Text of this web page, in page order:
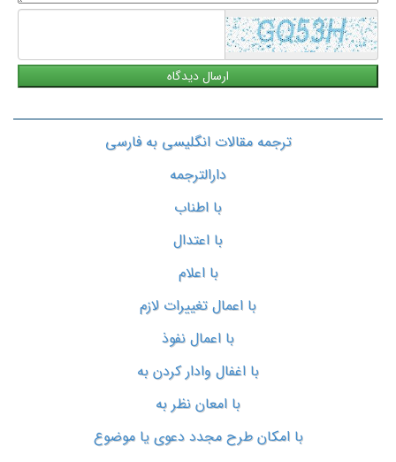
ترجمه مقالات انگلیسی به فارسی
دارالترجمه
با اطناب
با اعتدال
با اعلام
با اعمال تغییرات لازم
با اعمال نفوذ
با اغفال وادار کردن به
با امعان نظر به
با امکان طرح مجدد دعوی یا موضوع